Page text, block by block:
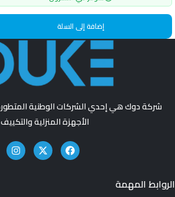
إضافة إلى السلة
شركة دوك هي إحدي الشركات الوطنية
الأجهزة المنزلية
الروابط المهمة